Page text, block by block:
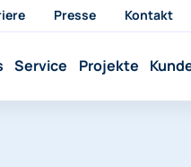
Presse Kontakt
Service Projekte